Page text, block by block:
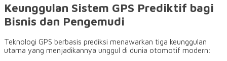
Keunggulan Sistem GPS Prediktif bagi
Bisnis dan Pengemudi
Teknologi GPS berbasis prediksi menawarkan tiga keunggulan
utama yang menjadikannya unggul di dunia otomotif modern: